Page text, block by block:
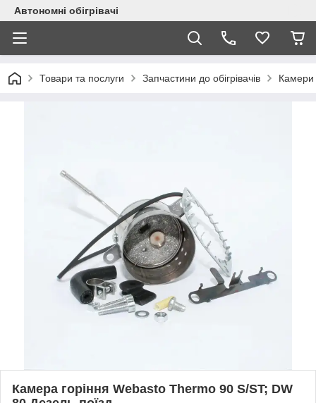
Автономні обігрівачі
Товари та послуги Запчастини до обігрівачів Камери
Камера горіння Webasto Thermo 90 S/ST; DW